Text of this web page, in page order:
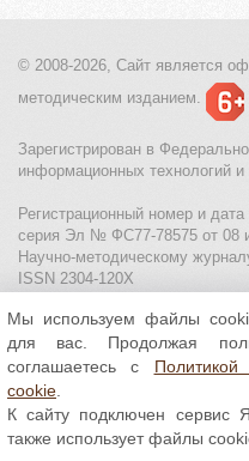
© 2008-2026, Сайт является
методическим изданием.
Зарегистрирован в
информационных технологий
Регистрационный номер и
серия Эл № ФС77-78575 от 08
Научно-методическому
ISSN 2304-120X
МЦИТО|Школьные олимпиады
Политика использования
защиты персональных данных
Все материалы
Commons С указанием
Мы используем файлы
для вас. Продолжая
соглашаетесь с
cookie
К сайту подключен сервис
также использует файлы